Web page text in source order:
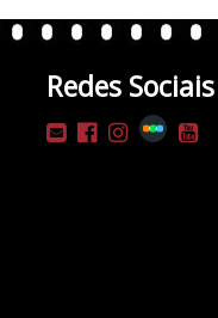
Redes Sociais